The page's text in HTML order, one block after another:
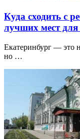
Куда сходить с
лучших мест
Екатеринбург — это
но …